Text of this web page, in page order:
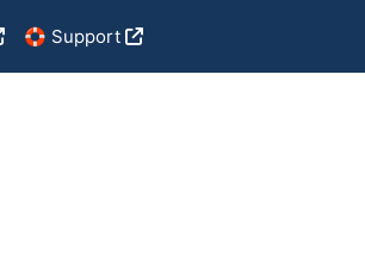
🛟 Support